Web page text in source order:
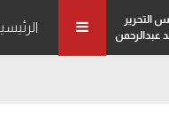
التحرير
عبدالرحمن